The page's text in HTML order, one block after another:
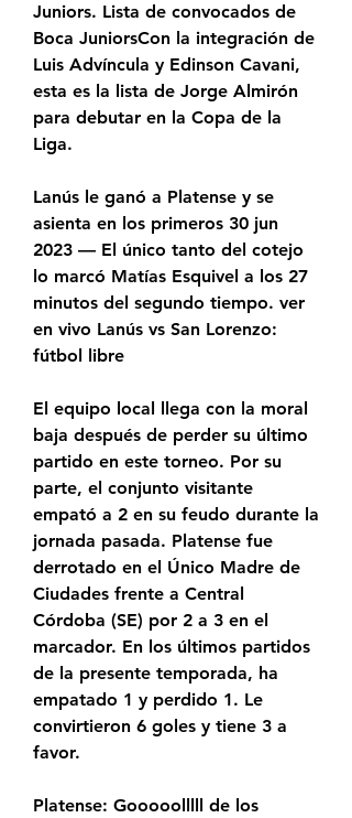
Juniors. Lista de convocados de
Boca JuniorsCon la integración de
Luis Advíncula y Edinson Cavani,
esta es la lista de Jorge Almirón
para debutar en la Copa de la
Liga.
Lanús le ganó a Platense y se
asienta en los primeros 30 jun
2023 — El único tanto del cotejo
lo marcó Matías Esquivel a los 27
minutos del segundo tiempo. ver
en vivo Lanús vs San Lorenzo:
fútbol libre
El equipo local llega con la moral
baja después de perder su último
partido en este torneo. Por su
parte, el conjunto visitante
empató a 2 en su feudo durante la
jornada pasada. Platense fue
derrotado en el Único Madre de
Ciudades frente a Central
Córdoba (SE) por 2 a 3 en el
marcador. En los últimos partidos
de la presente temporada, ha
empatado 1 y perdido 1. Le
convirtieron 6 goles y tiene 3 a
favor.
Platense: Gooooolllll de los